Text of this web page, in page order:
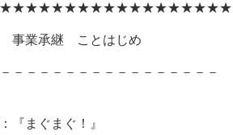
ことはじめ
－－－－－－－－－－－－－－－－
まぐまぐ！』